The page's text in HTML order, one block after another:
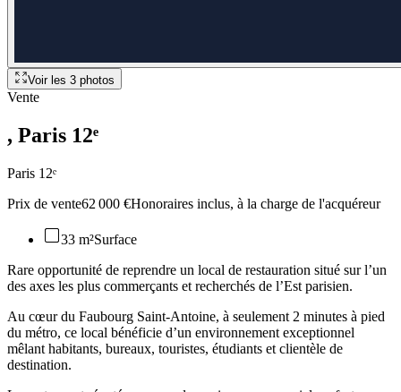
Voir les 3 photos
Vente
, Paris 12ᵉ
Paris 12ᵉ
Prix de vente62 000 €Honoraires inclus, à la charge de l'acquéreur
33 m²Surface
Rare opportunité de reprendre un local de restauration situé sur l’un
des axes les plus commerçants et recherchés de l’Est parisien.
Au cœur du Faubourg Saint-Antoine, à seulement 2 minutes à pied
du métro, ce local bénéficie d’un environnement exceptionnel
mêlant habitants, bureaux, touristes, étudiants et clientèle de
destination.